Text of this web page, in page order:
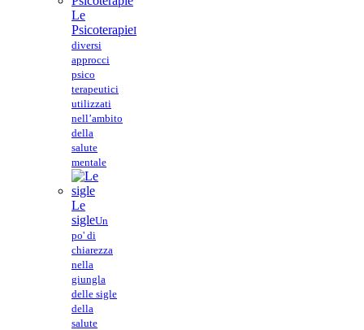
Le
PsicoterapieI
diversi
approcci
psico
terapeutici
utilizzati
nell’ambito
della
salute
mentale
Le
sigleUn
po' di
chiarezza
nella
giungla
delle sigle
della
salute